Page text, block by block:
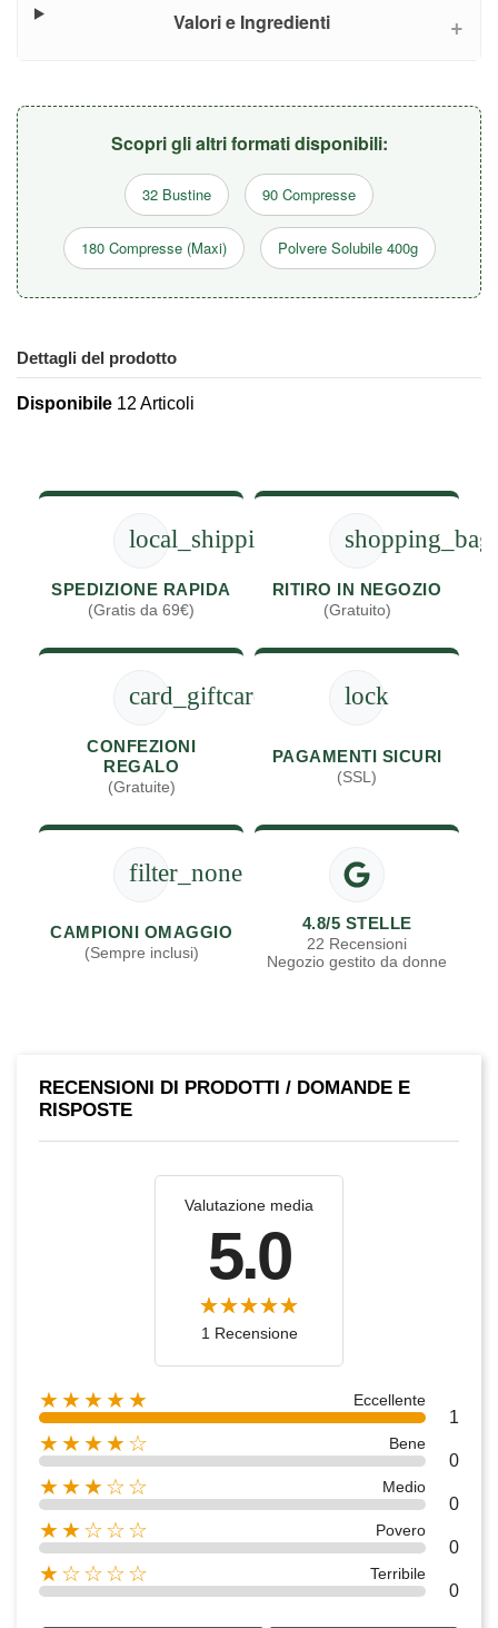
Valori e Ingredienti
Scopri gli altri formati disponibili:
32 Bustine 90 Compresse
180 Compresse (Maxi) Polvere Solubile 400g
Dettagli del prodotto
Disponibile 12 Articoli
local_shipping
SPEDIZIONE RAPIDA
(Gratis da 69€)
shopping_bag
RITIRO IN NEGOZIO
(Gratuito)
card_giftcard
CONFEZIONI
REGALO
(Gratuite)
lock
PAGAMENTI SICURI
(SSL)
filter_none
CAMPIONI OMAGGIO
(Sempre inclusi)
4.8/5 STELLE
22 Recensioni
Negozio gestito da donne
RECENSIONI DI PRODOTTI / DOMANDE E
RISPOSTE
Valutazione media
5.0
1 Recensione
★★★★★ Eccellente
1
★★★★☆ Bene
0
★★★☆☆ Medio
0
★★☆☆☆ Povero
0
★☆☆☆☆ Terribile
0